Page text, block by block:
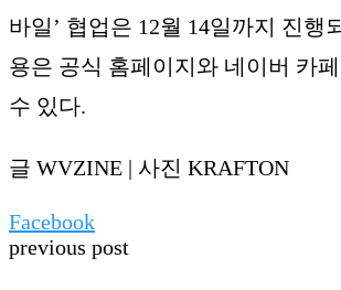
바일’ 협업은 12월 14일까지 진행
용은 공식 홈페이지와 네이버 카
수 있다.
글 WVZINE | 사진 KRAFTON
Facebook
previous post